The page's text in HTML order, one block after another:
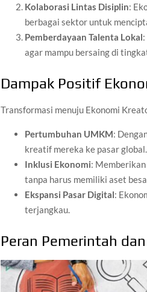
Kolaborasi Lintas Disiplin:
berbagai sektor untuk
Pemberdayaan Talenta Lokal
agar mampu bersaing di
Dampak Positif
Transformasi menuju Ekonomi
Pertumbuhan UMKM:
kreatif mereka ke pasar global.
Inklusi Ekonomi:
tanpa harus memiliki aset
Ekspansi Pasar Digital:
terjangkau.
Peran Pemerintah